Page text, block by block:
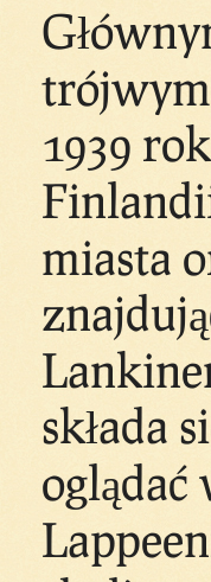
1939
miasta
składa